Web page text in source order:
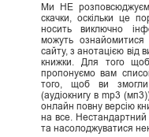
Ми НЕ
скачки, оскільки це
носить виключно
можуть
сайту, з анотацією від
книжки. Для того
пропонуємо вам
того, щоб ви змогли
(аудіокнигу в mp3
онлайн повну версію
на все.
та насолоджуватися